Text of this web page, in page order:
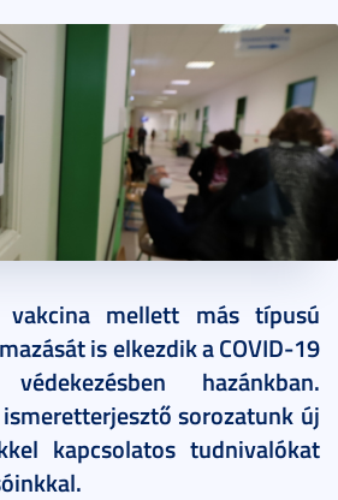
vakcina mellett más típusú
is elkezdik a COVID-19
hazánkban.
ismeretterjesztő sorozatunk új
kapcsolatos tudnivalókat